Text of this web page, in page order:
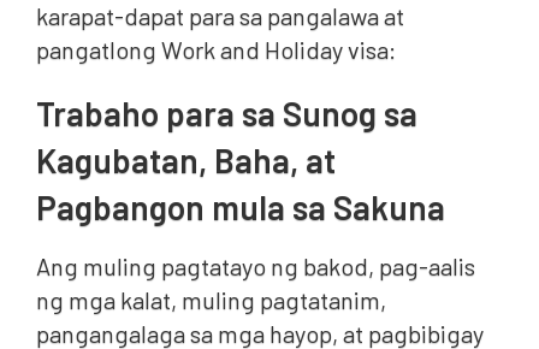
karapat-dapat para sa pangalawa at
pangatlong Work and Holiday visa:
Trabaho para sa Sunog sa
Kagubatan, Baha, at
Pagbangon mula sa Sakuna
Ang muling pagtatayo ng bakod, pag-aalis
ng mga kalat, muling pagtatanim,
pangangalaga sa mga hayop, at pagbibigay